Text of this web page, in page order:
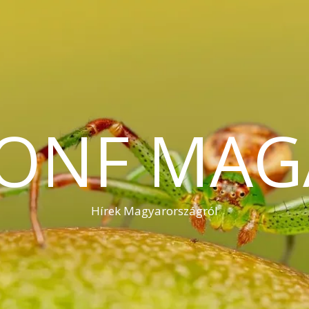
Hírek Magyarországról